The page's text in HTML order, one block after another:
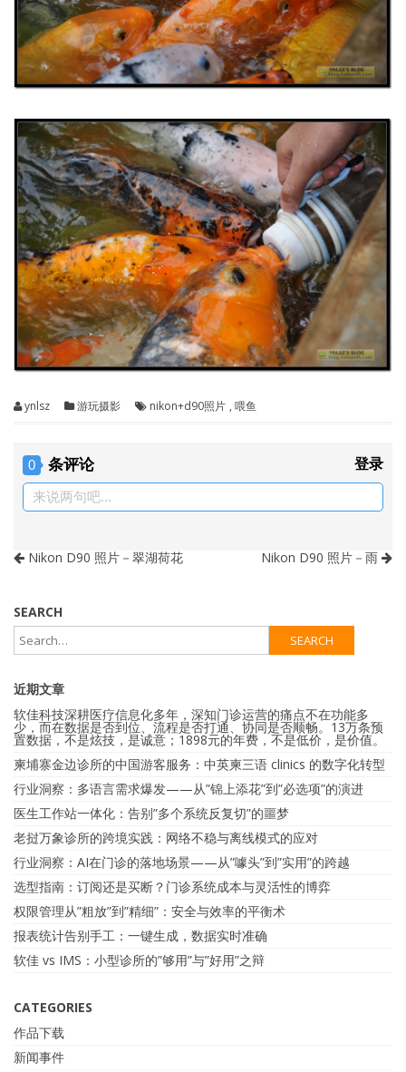
ynlsz 游玩摄影 nikon+d90照片 , 喂鱼
0 条评论 登录
来说两句吧...
Nikon D90 照片－翠湖荷花 Nikon D90 照片－雨
SEARCH
近期文章
软佳科技深耕医疗信息化多年，深知门诊运营的痛点不在功能多
少，而在数据是否到位、流程是否打通、协同是否顺畅。13万条预
置数据，不是炫技，是诚意；1898元的年费，不是低价，是价值。
柬埔寨金边诊所的中国游客服务：中英柬三语 clinics 的数字化转型
行业洞察：多语言需求爆发——从”锦上添花”到”必选项”的演进
医生工作站一体化：告别”多个系统反复切”的噩梦
老挝万象诊所的跨境实践：网络不稳与离线模式的应对
行业洞察：AI在门诊的落地场景——从”噱头”到”实用”的跨越
选型指南：订阅还是买断？门诊系统成本与灵活性的博弈
权限管理从”粗放”到”精细”：安全与效率的平衡术
报表统计告别手工：一键生成，数据实时准确
软佳 vs IMS：小型诊所的”够用”与”好用”之辩
CATEGORIES
作品下载
新闻事件